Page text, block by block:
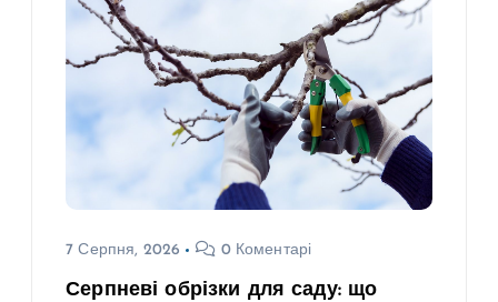
7 Серпня, 2026 0 Коментарі
Серпневі обрізки для саду: що